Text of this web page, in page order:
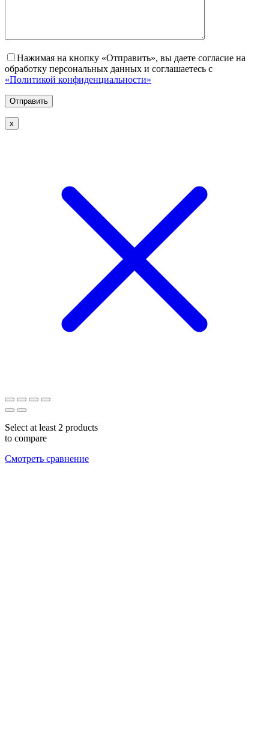
Нажимая на кнопку «Отправить», вы даете согласие на
обработку персональных данных и соглашаетесь с
«Политикой конфиденциальности»
х
Select at least 2 products
to compare
Смотреть сравнение